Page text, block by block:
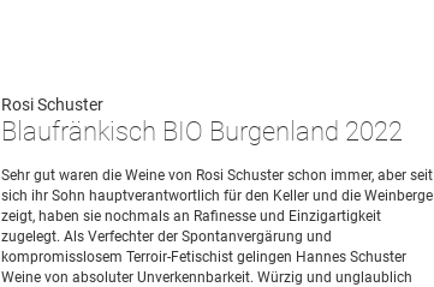
Rosi Schuster
Blaufränkisch BIO Burgenland 2022
Sehr gut waren die Weine von Rosi Schuster schon immer, aber seit
sich ihr Sohn hauptverantwortlich für den Keller und die Weinberge
zeigt, haben sie nochmals an Rafinesse und Einzigartigkeit
zugelegt. Als Verfechter der Spontanvergärung und
kompromisslosem Terroir-Fetischist gelingen Hannes Schuster
Weine von absoluter Unverkennbarkeit. Würzig und unglaublich